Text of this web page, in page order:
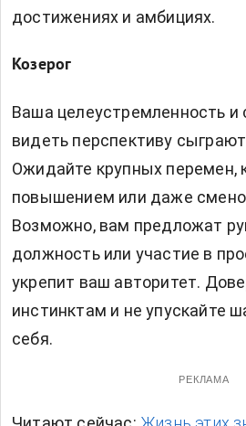
достижениях и амбициях.
Козерог
Ваша целеустремленность и
видеть перспективу
Ожидайте крупных перемен,
повышением или даже
Возможно, вам предложат
должность или участие в
укрепит ваш авторитет.
инстинктам и не упускайте
себя.
РЕКЛАМА